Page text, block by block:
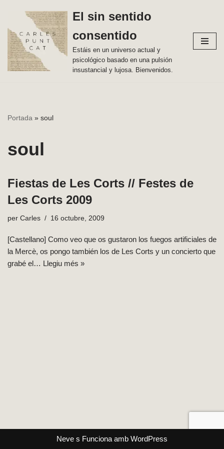
Vés
al
contingut
El sin sentido
consentido
Estáis en un universo actual y
psicológico basado en una pulsión
insustancial y lujosa. Bienvenidos.
Portada » soul
soul
Fiestas de Les Corts // Festes de
Les Corts 2009
per Carles 16 octubre, 2009
[Castellano] Como veo que os gustaron los fuegos artificiales de
la Mercè, os pongo también los de Les Corts y un concierto que
grabé el… Llegiu més »
Neve s Funciona amb WordPress